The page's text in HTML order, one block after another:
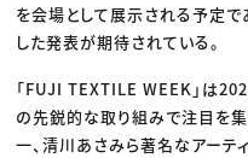
を会場として展示される予定
した発表が期待されている。
「FUJI TEXTILE WEEK」は
の先鋭的な取り組みで注目を
一、清川あさみら著名なアーテ